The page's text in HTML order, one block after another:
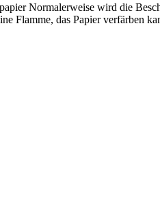
Normalerweise wird die
Flamme, das Papier verfärben